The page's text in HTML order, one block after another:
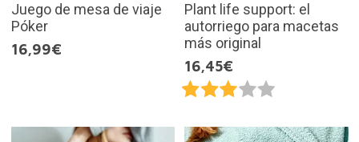
Juego de mesa de viaje
Póker
16,99€
Plant life support: el
autorriego para macetas
más original
16,45€